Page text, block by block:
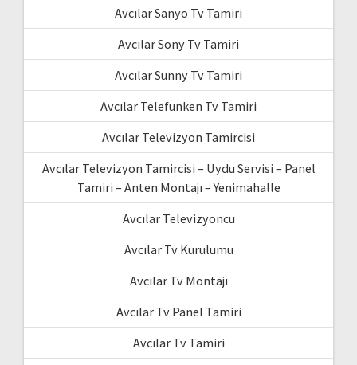
Avcılar Sanyo Tv Tamiri
Avcılar Sony Tv Tamiri
Avcılar Sunny Tv Tamiri
Avcılar Telefunken Tv Tamiri
Avcılar Televizyon Tamircisi
Avcılar Televizyon Tamircisi – Uydu Servisi – Panel
Tamiri – Anten Montajı – Yenimahalle
Avcılar Televizyoncu
Avcılar Tv Kurulumu
Avcılar Tv Montajı
Avcılar Tv Panel Tamiri
Avcılar Tv Tamiri